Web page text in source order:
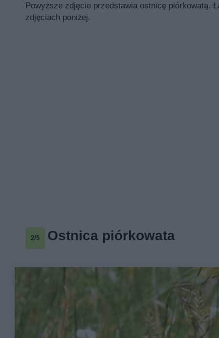
Powyższe zdjęcie przedstawia ostnicę piórkowatą.
zdjęciach poniżej.
2/5 Ostnica piórkowata